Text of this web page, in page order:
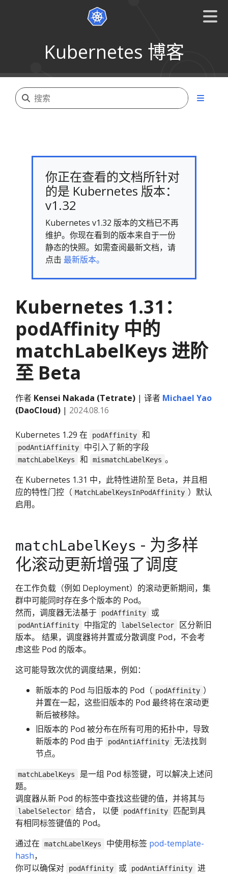
Kubernetes 博客
你正在查看的文档所针对
的是 Kubernetes 版本：
v1.32
Kubernetes v1.32 版本的文档已不再
维护。你现在看到的版本来自于一份
静态的快照。如需查阅最新文档，请
点击 最新版本。
Kubernetes 1.31：
podAffinity 中的
matchLabelKeys 进阶
至 Beta
作者 Kensei Nakada (Tetrate) | 译者 Michael Yao
(DaoCloud) | 2024.08.16
Kubernetes 1.29 在 podAffinity 和
podAntiAffinity 中引入了新的字段
matchLabelKeys 和 mismatchLabelKeys 。
在 Kubernetes 1.31 中，此特性进阶至 Beta，并且相
应的特性门控（ MatchLabelKeysInPodAffinity ）默认
启用。
matchLabelKeys - 为多样
化滚动更新增强了调度
在工作负载（例如 Deployment）的滚动更新期间，集
群中可能同时存在多个版本的 Pod。
然而，调度器无法基于
podAffinity 或
podAntiAffinity 中指定的 labelSelector
区分新旧
版本。 结果，调度器将并置或分散调度 Pod，不会考
虑这些 Pod 的版本。
这可能导致次优的调度结果，例如：
新版本的 Pod 与旧版本的 Pod（ podAffinity ）
并置在一起，这些旧版本的 Pod 最终将在滚动更
新后被移除。
旧版本的 Pod 被分布在所有可用的拓扑中，导致
新版本的 Pod 由于
podAntiAffinity
无法找到
节点。
matchLabelKeys
是一组 Pod 标签键，可以解决上述问
题。
调度器从新 Pod 的标签中查找这些键的值，并将其与
labelSelector 结合， 以便 podAffinity
匹配到具
有相同标签键值的 Pod。
通过在
matchLabelKeys 中使用标签 pod-template-
hash，
你可以确保对
podAffinity 或 podAntiAffinity
进